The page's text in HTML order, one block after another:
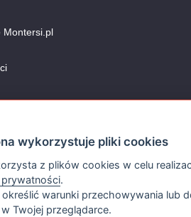
Montersi.pl
wykorzystuje pliki cookies
z plików cookies w celu
prywatności.
warunki przechowywania lub
Twojej przeglądarce.